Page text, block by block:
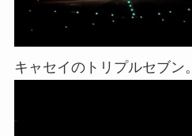
キャセイのトリプルセブン。